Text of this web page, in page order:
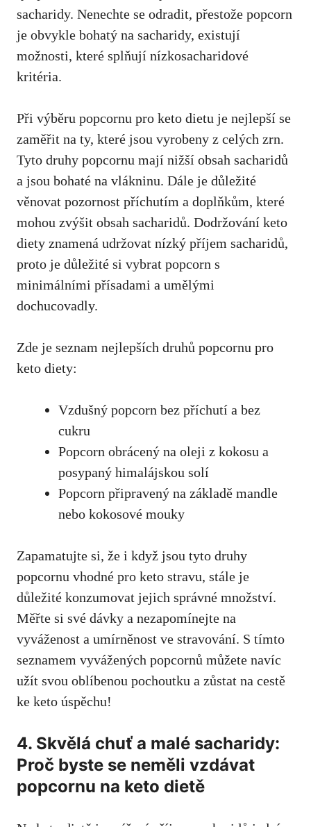
sacharidy. Nenechte se odradit, přestože popcorn
je obvykle bohatý na sacharidy, existují
možnosti, které splňují nízkosacharidové
kritéria.
Při výběru popcornu pro keto dietu je nejlepší se ​
zaměřit na ty, které jsou vyrobeny z celých zrn.
Tyto druhy popcornu mají nižší obsah ⁢sacharidů
a jsou bohaté na vlákninu. Dále je důležité
věnovat pozornost příchutím a doplňkům, které
mohou ​zvýšit obsah sacharidů. Dodržování keto
diety ​znamená udržovat nízký příjem sacharidů,​
proto je důležité si vybrat popcorn s
minimálními přísadami a umělými
dochucovadly.
Zde je‍ seznam nejlepších druhů popcornu pro
keto diety:
Vzdušný popcorn bez příchutí a bez
cukru
Popcorn obrácený ⁣na oleji z‍ kokosu a
posypaný himalájskou solí
Popcorn připravený na základě mandle
nebo kokosové mouky
Zapamatujte si, že i když jsou tyto druhy
popcornu ⁤vhodné pro keto stravu, stále je
důležité konzumovat jejich správné množství.
Měřte si své dávky a nezapomínejte na​
vyváženost a umírněnost⁣ ve stravování. S⁣ tímto
seznamem​ vyvážených popcornů můžete navíc
užít svou oblíbenou pochoutku a zůstat na cestě
ke keto úspěchu!
4. Skvělá chuť a malé sacharidy:
Proč byste se neměli vzdávat
popcornu na keto dietě